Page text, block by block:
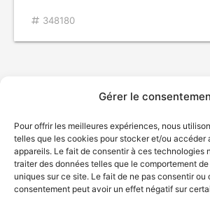
Gérer le
Pour offrir les meilleures expériences, nous
telles que les cookies pour stocker et/ou accéder
appareils. Le fait de consentir à ces technologies
traiter des données telles que le comportement
uniques sur ce site. Le fait de ne pas consentir ou
consentement peut avoir un effet négatif sur
348180